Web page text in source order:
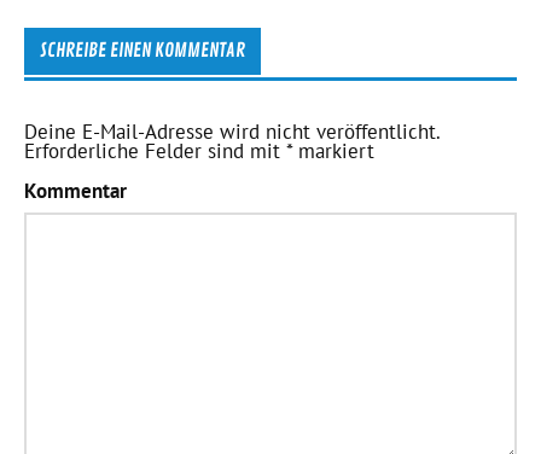
SCHREIBE EINEN KOMMENTAR
Deine E-Mail-Adresse wird nicht veröffentlicht.
Erforderliche Felder sind mit*markiert
Kommentar